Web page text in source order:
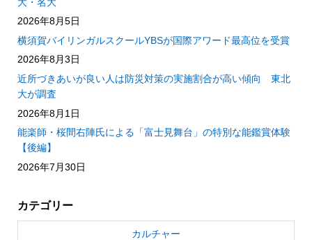
2026年8月5日
横須賀バイリンガルスクールYBSが国際アワード最高位を受賞
2026年8月3日
近所づきあいが良い人は防災対策の実施割合が高い傾向 東北
大が調査
2026年8月1日
能楽師・桜間右陣氏による「富士見舞台」の特別な能鑑賞体験
【後編】
2026年7月30日
カテゴリー
カルチャー